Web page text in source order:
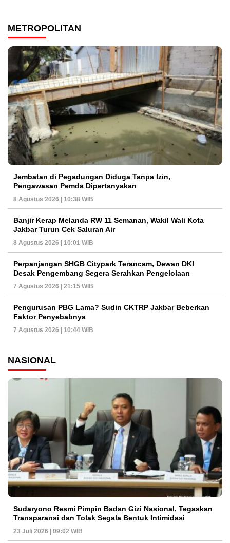
METROPOLITAN
Jembatan di Pegadungan Diduga Tanpa Izin,
Pengawasan Pemda Dipertanyakan
8 Agustus 2026 | 10:38 WIB
Banjir Kerap Melanda RW 11 Semanan, Wakil Wali Kota
Jakbar Turun Cek Saluran Air
8 Agustus 2026 | 10:01 WIB
Perpanjangan SHGB Citypark Terancam, Dewan DKI
Desak Pengembang Segera Serahkan Pengelolaan
7 Agustus 2026 | 21:15 WIB
Pengurusan PBG Lama? Sudin CKTRP Jakbar Beberkan
Faktor Penyebabnya
7 Agustus 2026 | 10:44 WIB
NASIONAL
Sudaryono Resmi Pimpin Badan Gizi Nasional, Tegaskan
Transparansi dan Tolak Segala Bentuk Intimidasi
23 Juli 2026 | 09:02 WIB